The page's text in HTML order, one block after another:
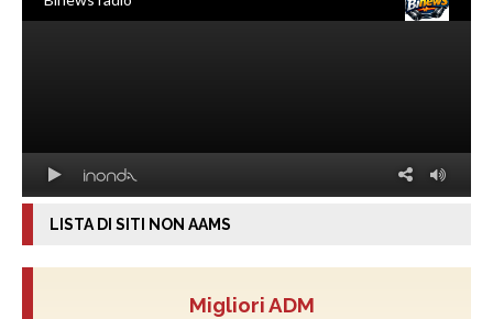
LISTA DI SITI NON AAMS
Migliori ADM